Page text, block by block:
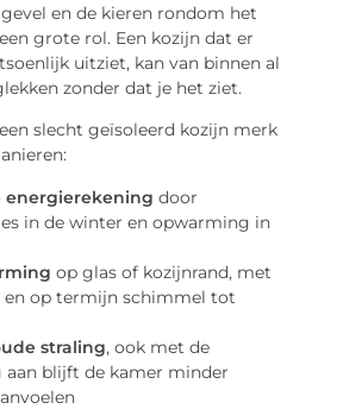
en de kieren rondom het
grote rol. Een kozijn dat er
uitziet, kan van binnen al
zonder dat je het ziet.
slecht geïsoleerd kozijn merk
energierekening door
in de winter en opwarming in
op glas of kozijnrand, met
op termijn schimmel tot
straling, ook met de
blijft de kamer minder